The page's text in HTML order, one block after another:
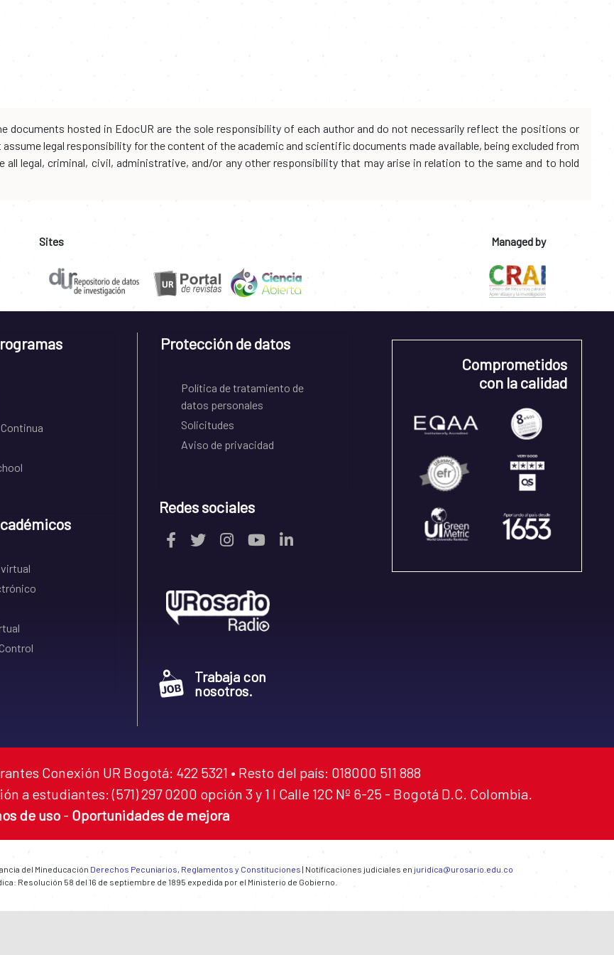
documents hosted in EdocUR are the sole responsibility of each author and do not necessarily reflect the positions or
legal responsibility for the content of the academic and scientific documents made available, being excluded from
legal, criminal, civil, administrative, and/or any other responsibility that may arise in relation to the same and to hold
Sites Managed by
Protección de datos
Política de tratamiento de
datos personales
Solicitudes
Aviso de privacidad
Redes sociales
Trabaja con
nosotros.
Comprometidos
con la calidad
Conexión UR Bogotá: 422 5321 • Resto del país: 018000 511 888
a estudiantes: (571) 297 0200 opción 3 y 1 I Calle 12C Nº 6-25 - Bogotá D.C. Colombia.
de uso - Oportunidades de mejora
del Mineducación Derechos Pecuniarios, Reglamentos y Constituciones | Notificaciones judiciales en juridica@urosario.edu.co
Resolución 58 del 16 de septiembre de 1895 expedida por el Ministerio de Gobierno.